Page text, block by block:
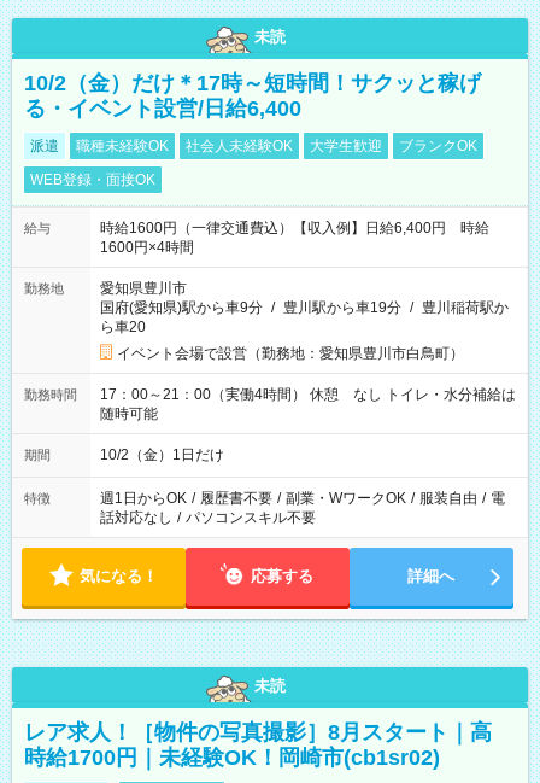
未読
10/2（金）だけ＊17時～短時間！サクッと稼げ
る・イベント設営/日給6,400
派遣 職種未経験OK 社会人未経験OK 大学生歓迎
ブランクOK
WEB登録・面接OK
給与
時給1600円（一律交通費込）【収入例】日給6,400円 時給
1600円×4時間
勤務地
愛知県豊川市
国府(愛知県)駅から車9分 / 豊川駅から車19分 / 豊川稲荷駅か
ら車20
イベント会場で設営（勤務地：愛知県豊川市白鳥町）
勤務時間
17：00～21：00（実働4時間） 休憩 なし トイレ・水分補給は
随時可能
期間 10/2（金）1日だけ
特徴 週1日からOK / 履歴書不要 / 副業・WワークOK / 服装自由 / 電
話対応なし / パソコンスキル不要
気になる！ 応募する 詳細へ
未読
レア求人！［物件の写真撮影］8月スタート｜高
時給1700円｜未経験OK！岡崎市(cb1sr02)